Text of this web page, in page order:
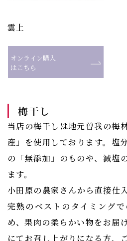
雲上
オンライン購入
はこちら
梅干し
当店の梅干しは地元曽我の梅
産」を使用しております。塩
の「無添加」のものや、減塩
ます。
小田原の農家さんから直接仕
完熟のベストのタイミング
め、果肉の柔らかい物をお届
にてお召し上がりになる方、